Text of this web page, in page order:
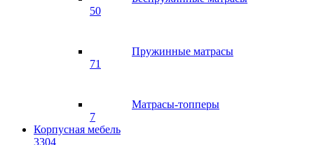
50
Пружинные матрасы
71
Матрасы-топперы
7
Корпусная мебель
3304